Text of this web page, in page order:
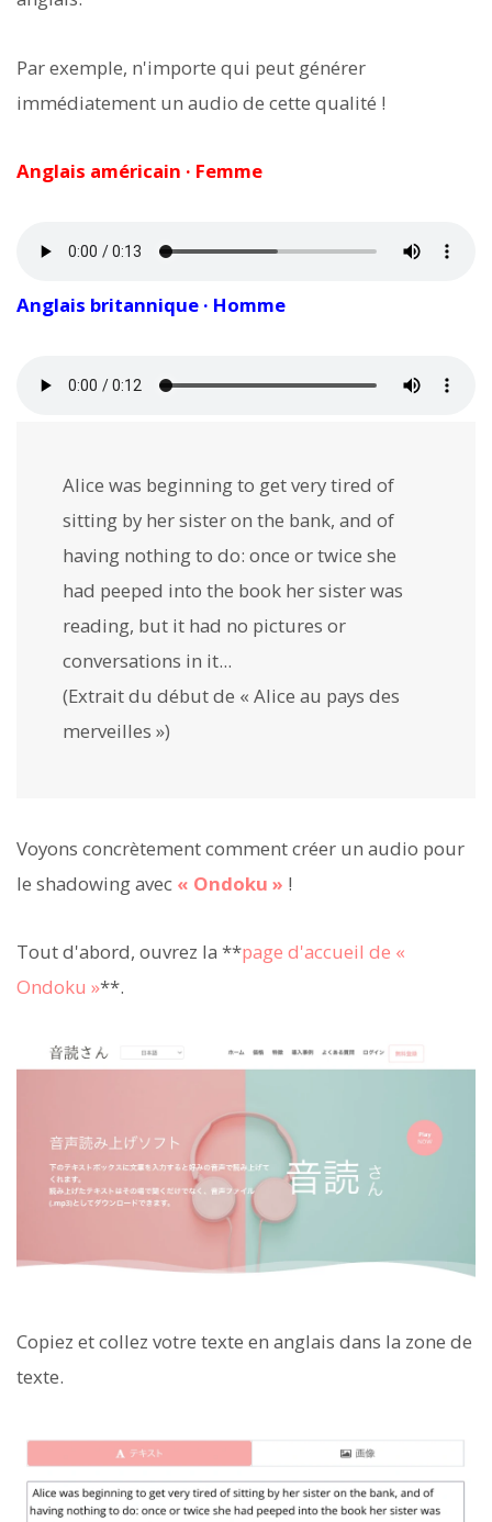
Par exemple, n'importe qui peut générer
immédiatement un audio de cette qualité !
Anglais américain · Femme
Anglais britannique · Homme
Alice was beginning to get very tired of
sitting by her sister on the bank, and of
having nothing to do: once or twice she
had peeped into the book her sister was
reading, but it had no pictures or
conversations in it...
(Extrait du début de « Alice au pays des
merveilles »)
Voyons concrètement comment créer un audio pour
le shadowing avec « Ondoku » !
Tout d'abord, ouvrez la **page d'accueil de «
Ondoku »**.
Copiez et collez votre texte en anglais dans la zone de
texte.